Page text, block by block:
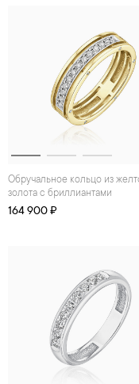
Обручальное кольцо из желтого
золота с бриллиантами
164 900 ₽